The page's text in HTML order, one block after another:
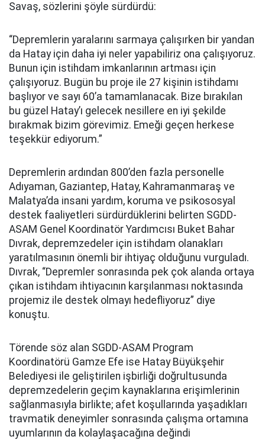
Savaş, sözlerini şöyle sürdürdü:
“Depremlerin yaralarını sarmaya çalışırken bir yandan
da Hatay için daha iyi neler yapabiliriz ona çalışıyoruz.
Bunun için istihdam imkanlarının artması için
çalışıyoruz. Bugün bu proje ile 27 kişinin istihdamı
başlıyor ve sayı 60’a tamamlanacak. Bize bırakılan
bu güzel Hatay’ı gelecek nesillere en iyi şekilde
bırakmak bizim görevimiz. Emeği geçen herkese
teşekkür ediyorum.”
Depremlerin ardından 800’den fazla personelle
Adıyaman, Gaziantep, Hatay, Kahramanmaraş ve
Malatya’da insani yardım, koruma ve psikososyal
destek faaliyetleri sürdürdüklerini belirten SGDD-
ASAM Genel Koordinatör Yardımcısı Buket Bahar
Dıvrak, depremzedeler için istihdam olanakları
yaratılmasının önemli bir ihtiyaç olduğunu vurguladı.
Dıvrak, “Depremler sonrasında pek çok alanda ortaya
çıkan istihdam ihtiyacının karşılanması noktasında
projemiz ile destek olmayı hedefliyoruz” diye
konuştu.
Törende söz alan SGDD-ASAM Program
Koordinatörü Gamze Efe ise Hatay Büyükşehir
Belediyesi ile geliştirilen işbirliği doğrultusunda
depremzedelerin geçim kaynaklarına erişimlerinin
sağlanmasıyla birlikte; afet koşullarında yaşadıkları
travmatik deneyimler sonrasında çalışma ortamına
uyumlarının da kolaylaşacağına değindi